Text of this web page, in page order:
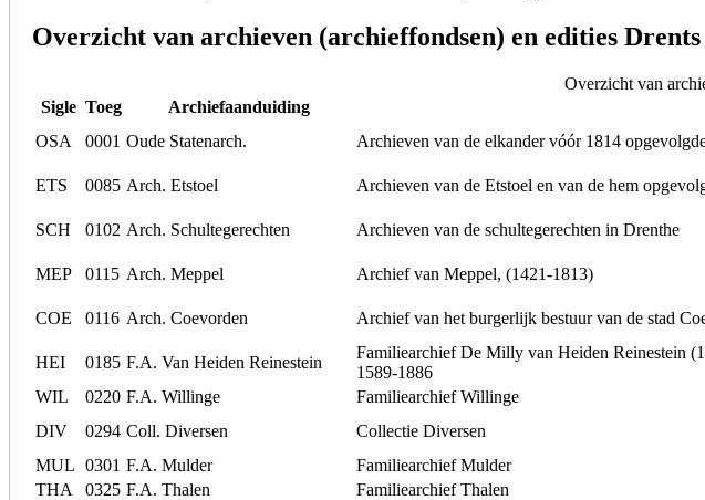
Overzicht van archieven (archieffondsen) en edities
Overzicht van
Sigle Toeg Archiefaanduiding
OSA
0001 Oude Statenarch. Archieven van de elkander vóór 1814
ETS 0085 Arch. Etstoel Archieven van de Etstoel en van de hem
SCH 0102 Arch. Schultegerechten Archieven van de schultegerechten in Drenthe
MEP 0115 Arch. Meppel Archief van Meppel, (1421-1813)
COE 0116 Arch. Coevorden Archief van het burgerlijk bestuur van de stad
HEI 0185 F.A. Van Heiden Reinestein
Familiearchief De Milly van Heiden Reinestein
1589-1886
WIL
0220 F.A. Willinge Familiearchief Willinge
DIV
0294 Coll. Diversen Collectie Diversen
MUL 0301 F.A. Mulder Familiearchief Mulder
THA
0325 F.A. Thalen Familiearchief Thalen